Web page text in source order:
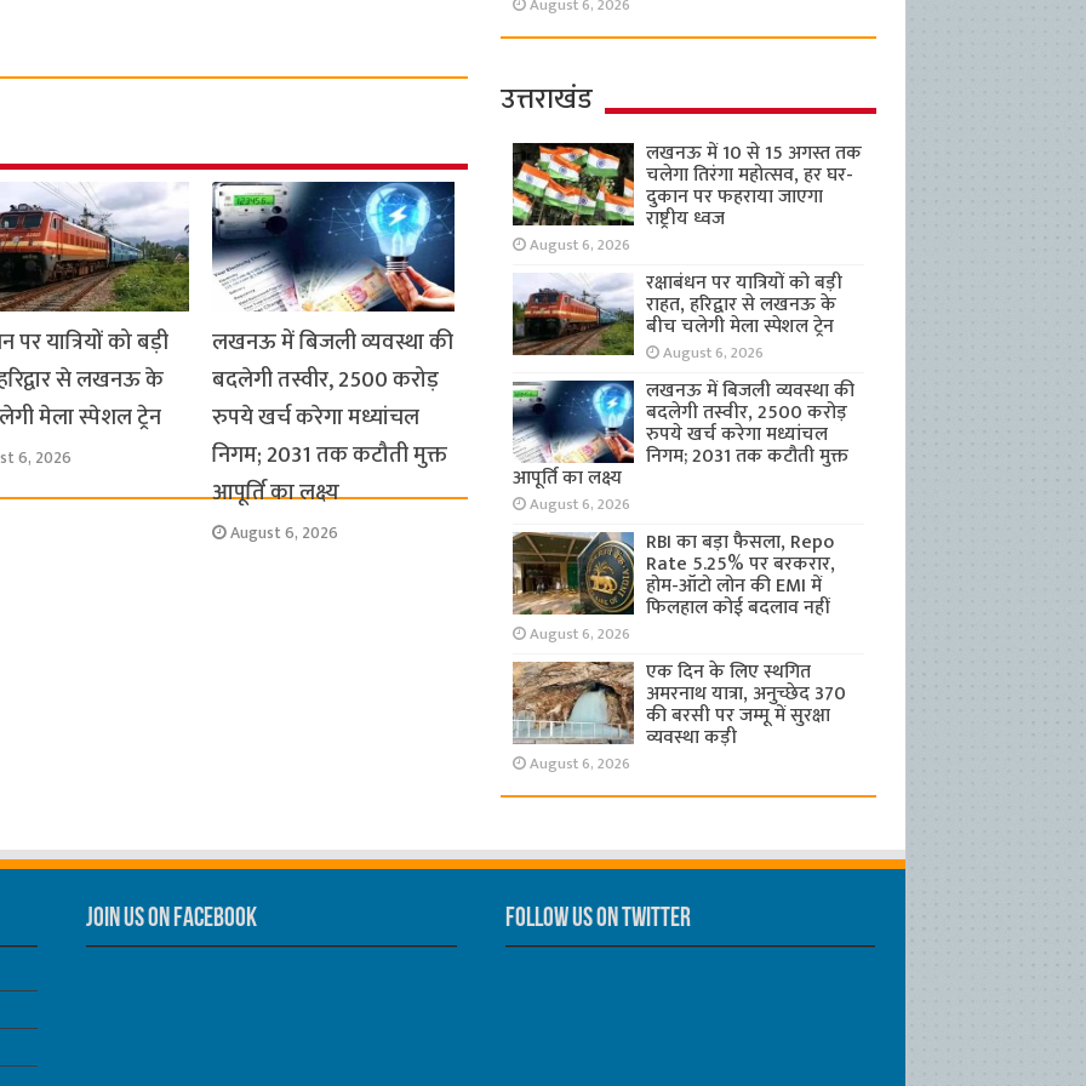
पर यात्रियों को बड़ी
से लखनऊ के
मेला स्पेशल ट्रेन
6, 2026
लखनऊ में बिजली व्यवस्था की
बदलेगी तस्वीर, 2500 करोड़
रुपये खर्च करेगा मध्यांचल
निगम; 2031 तक कटौती मुक्त
आपूर्ति का लक्ष्य
August 6, 2026
August 6, 2026
उत्तराखंड
लखनऊ में 10 से 15 अगस्त तक
चलेगा तिरंगा महोत्सव, हर घर-
दुकान पर फहराया जाएगा
राष्ट्रीय ध्वज
August 6, 2026
रक्षाबंधन पर यात्रियों को बड़ी
राहत, हरिद्वार से लखनऊ के
बीच चलेगी मेला स्पेशल ट्रेन
August 6, 2026
लखनऊ में बिजली व्यवस्था की
बदलेगी तस्वीर, 2500 करोड़
रुपये खर्च करेगा मध्यांचल
निगम; 2031 तक कटौती मुक्त
आपूर्ति का लक्ष्य
August 6, 2026
RBI का बड़ा फैसला, Repo
Rate 5.25% पर बरकरार,
होम-ऑटो लोन की EMI में
फिलहाल कोई बदलाव नहीं
August 6, 2026
एक दिन के लिए स्थगित
अमरनाथ यात्रा, अनुच्छेद 370
की बरसी पर जम्मू में सुरक्षा
व्यवस्था कड़ी
August 6, 2026
Join us on Facebook Follow us on Twitter